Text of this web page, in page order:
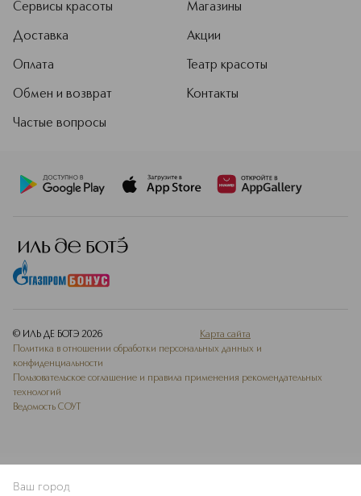
В КОРЗИНУ
Сервисы красоты
Доставка
Оплата
Обмен и возврат
Частые вопросы
Магазины
Акции
Театр красоты
Контакты
© ИЛЬ ДЕ БОТЭ 2026
Карта сайта
Политика в отношении обработки персональных данных и
конфиденциальности
Пользовательское соглашение и правила применения рекомендательных
технологий
Ведомость СОУТ
Ваш город